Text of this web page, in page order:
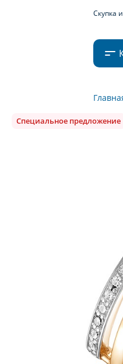
Скупка
Специальное предложение